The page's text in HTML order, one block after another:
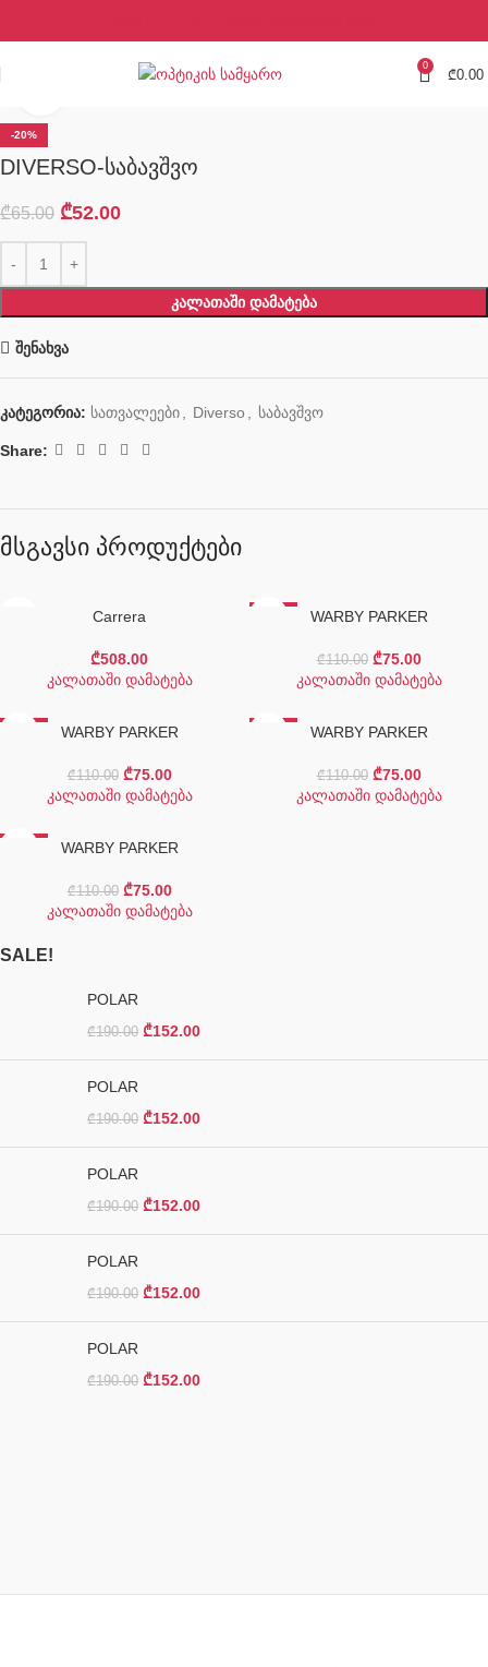
0
₾0.00
-20%
DIVERSO-საბავშვო
₾65.00 ₾52.00
ᲙᲐᲚᲐᲗᲐᲨᲘ ᲓᲐᲛᲐᲢᲔᲑᲐ
შენახვა
კატეგორია: სათვალეები, Diverso , საბავშვო
Share:
მსგავსი პროდუქტები
Carrera
₾508.00
კალათაში დამატება
WARBY PARKER
₾110.00 ₾75.00
კალათაში დამატება
WARBY PARKER
₾110.00 ₾75.00
კალათაში დამატება
WARBY PARKER
₾110.00 ₾75.00
კალათაში დამატება
WARBY PARKER
₾110.00 ₾75.00
კალათაში დამატება
SALE!
POLAR
₾190.00 ₾152.00
POLAR
₾190.00 ₾152.00
POLAR
₾190.00 ₾152.00
POLAR
₾190.00 ₾152.00
POLAR
₾190.00 ₾152.00